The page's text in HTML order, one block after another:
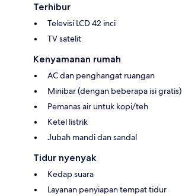
Terhibur
Televisi LCD 42 inci
TV satelit
Kenyamanan rumah
AC dan penghangat ruangan
Minibar (dengan beberapa isi gratis)
Pemanas air untuk kopi/teh
Ketel listrik
Jubah mandi dan sandal
Tidur nyenyak
Kedap suara
Layanan penyiapan tempat tidur